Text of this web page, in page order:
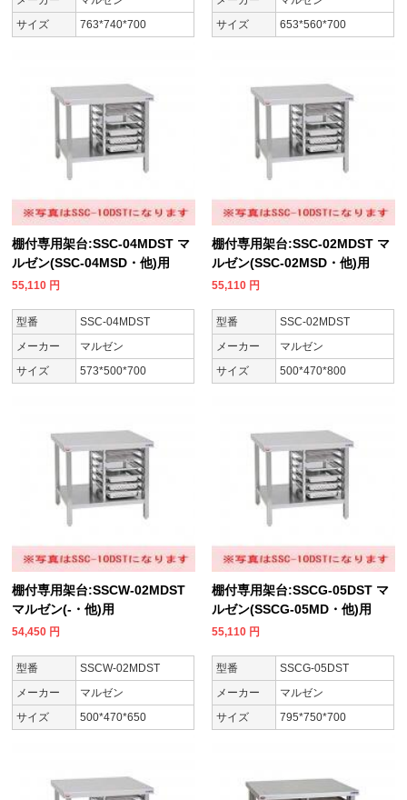
サイズ
763*740*700
サイズ
653*560*700
棚付専用架台:SSC-04MDST マ
ルゼン(SSC-04MSD・他)用
55,110 円
型番
SSC-04MDST
メーカー
マルゼン
サイズ
573*500*700
棚付専用架台:SSC-02MDST マ
ルゼン(SSC-02MSD・他)用
55,110 円
型番
SSC-02MDST
メーカー
マルゼン
サイズ
500*470*800
棚付専用架台:SSCW-02MDST
マルゼン(-・他)用
54,450 円
型番
SSCW-02MDST
メーカー
マルゼン
サイズ
500*470*650
棚付専用架台:SSCG-05DST マ
ルゼン(SSCG-05MD・他)用
55,110 円
型番
SSCG-05DST
メーカー
マルゼン
サイズ
795*750*700